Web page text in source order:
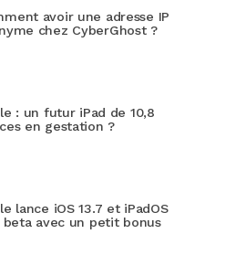
avoir une adresse IP
chez CyberGhost ?
: un futur iPad de 10,8
en gestation ?
lance iOS 13.7 et iPadOS
beta avec un petit bonus